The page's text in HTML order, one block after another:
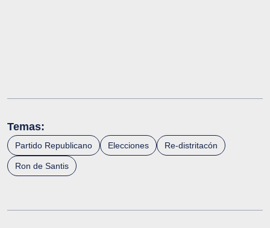
Temas:
Partido Republicano Elecciones Re-distritacón
Ron de Santis